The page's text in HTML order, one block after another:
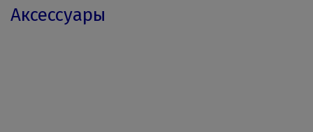
Аксессуары